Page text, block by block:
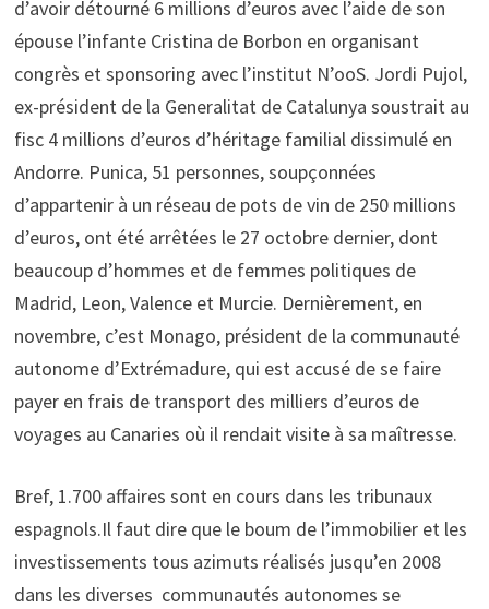
d’avoir détourné 6 millions d’euros avec l’aide de son
épouse l’infante Cristina de Borbon en organisant
congrès et sponsoring avec l’institut N’ooS. Jordi Pujol,
ex-président de la Generalitat de Catalunya soustrait au
fisc 4 millions d’euros d’héritage familial dissimulé en
Andorre. Punica, 51 personnes, soupçonnées
d’appartenir à un réseau de pots de vin de 250 millions
d’euros, ont été arrêtées le 27 octobre dernier, dont
beaucoup d’hommes et de femmes politiques de
Madrid, Leon, Valence et Murcie. Dernièrement, en
novembre, c’est Monago, président de la communauté
autonome d’Extrémadure, qui est accusé de se faire
payer en frais de transport des milliers d’euros de
voyages au Canaries où il rendait visite à sa maîtresse.
Bref, 1.700 affaires sont en cours dans les tribunaux
espagnols.Il faut dire que le boum de l’immobilier et les
investissements tous azimuts réalisés jusqu’en 2008
dans les diverses communautés autonomes se